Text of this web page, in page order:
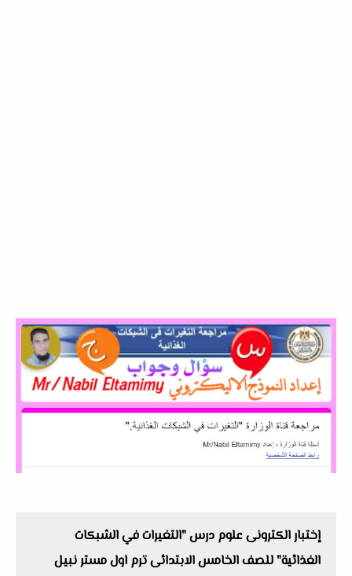
إختبار الكترونى علوم درس "التغيرات في الشبكات
الغذائية" للصف الخامس الابتدائى ترم اول مستر نبيل